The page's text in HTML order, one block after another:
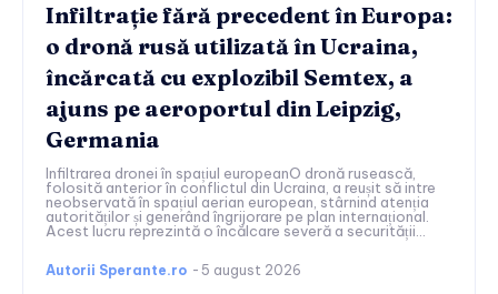
Infiltrație fără precedent în Europa:
o dronă rusă utilizată în Ucraina,
încărcată cu explozibil Semtex, a
ajuns pe aeroportul din Leipzig,
Germania
Infiltrarea dronei în spațiul europeanO dronă rusească,
folosită anterior în conflictul din Ucraina, a reușit să intre
neobservată în spațiul aerian european, stârnind atenția
autorităților și generând îngrijorare pe plan internațional.
Acest lucru reprezintă o încălcare severă a securității...
Autorii Sperante.ro - 5 august 2026